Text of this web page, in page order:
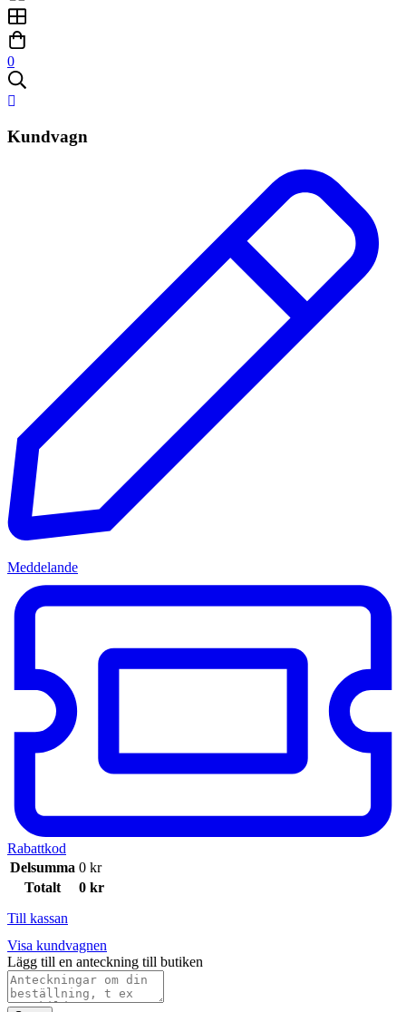
0
Kundvagn
Meddelande
Rabattkod
Delsumma 0 kr
Totalt
0 kr
Till kassan
Visa kundvagnen
Lägg till en anteckning till butiken